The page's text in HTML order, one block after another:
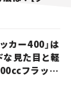
カー400」は
な見た目と軽
フラット